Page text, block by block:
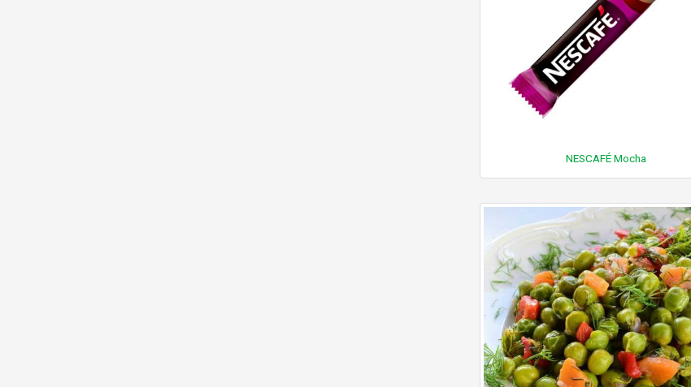
NESCAFÉ Mocha